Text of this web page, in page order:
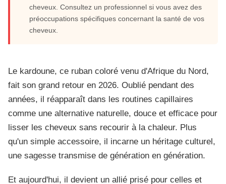
lisser vos cheveux sans chaleur
cheveux. Consultez un professionnel si vous avez des
préoccupations spécifiques concernant la santé de vos
cheveux.
Le kardoune, ce ruban coloré venu d'Afrique du Nord,
fait son grand retour en 2026. Oublié pendant des
années, il réapparaît dans les routines capillaires
comme une alternative naturelle, douce et efficace pour
lisser les cheveux sans recourir à la chaleur. Plus
qu'un simple accessoire, il incarne un héritage culturel,
une sagesse transmise de génération en génération.
Et aujourd'hui, il devient un allié prisé pour celles et